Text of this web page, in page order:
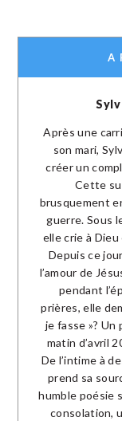
A
Après une
son mari,
créer un
Cette
brusquement
guerre. Sous
elle crie à
Depuis ce
l’amour de
pendant
prières, elle
je fasse »?
matin d’avril
De l’intime à
prend sa
humble poésie
consolation,